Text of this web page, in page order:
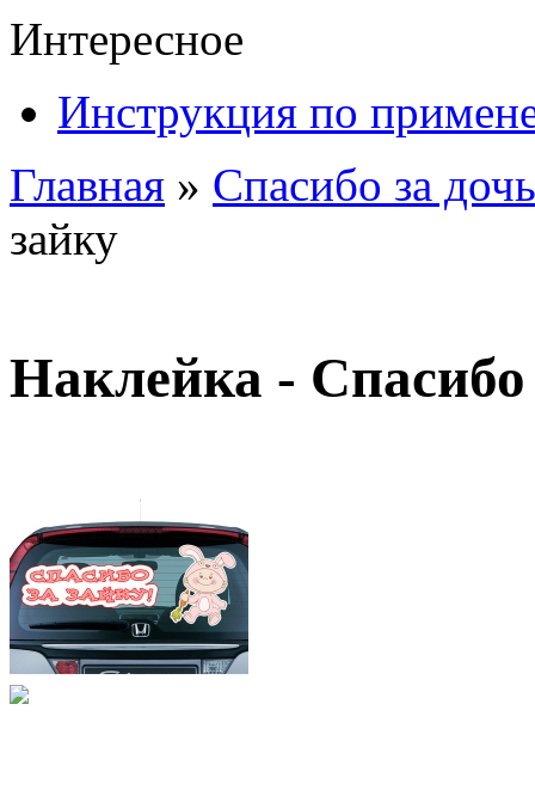
Интересное
Инструкция по
Главная » Спасибо за
зайку
Наклейка - Спасибо